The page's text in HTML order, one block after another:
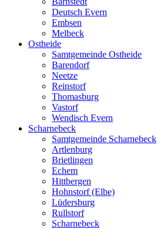
Deutsch Evern
Embsen
Melbeck
Ostheide
Samtgemeinde Ostheide
Barendorf
Neetze
Reinstorf
Thomasburg
Vastorf
Wendisch Evern
Scharnebeck
Samtgemeinde Scharnebeck
Artlenburg
Brietlingen
Echem
Hittbergen
Hohnstorf (Elbe)
Lüdersburg
Rullstorf
Scharnebeck